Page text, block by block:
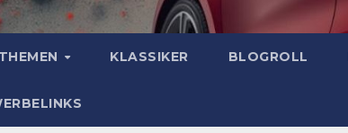
KLASSIKER BLOGROLL